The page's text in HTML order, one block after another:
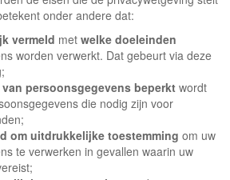
onder andere dat:
vermeld met welke doeleinden
worden verwerkt. Dat gebeurt via deze
persoonsgegevens beperkt wordt
die nodig zijn voor
om uitdrukkelijke toestemming om uw
te verwerken in gevallen waarin uw